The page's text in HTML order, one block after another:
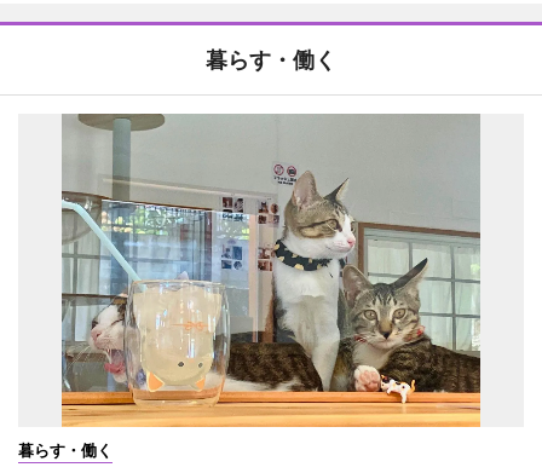
暮らす・働く
暮らす・働く